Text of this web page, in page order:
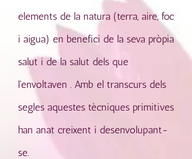
elements de la natura (terra, aire, foc
i aigua) en benefici de la seva pròpia
salut i de la salut dels que
l'envoltaven . Amb el transcurs dels
segles aquestes tècniques primitives
han anat creixent i desenvolupant-
se.